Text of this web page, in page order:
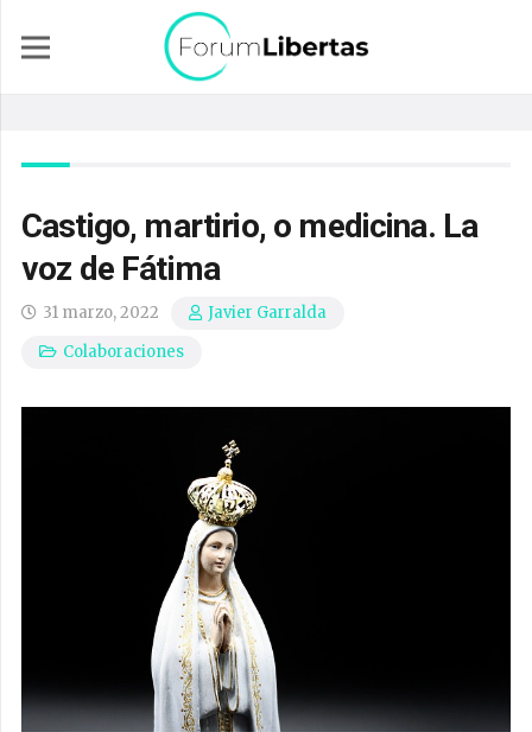
Castigo, martirio, o medicina. La
voz de Fátima
31 marzo, 2022
Javier Garralda
Colaboraciones